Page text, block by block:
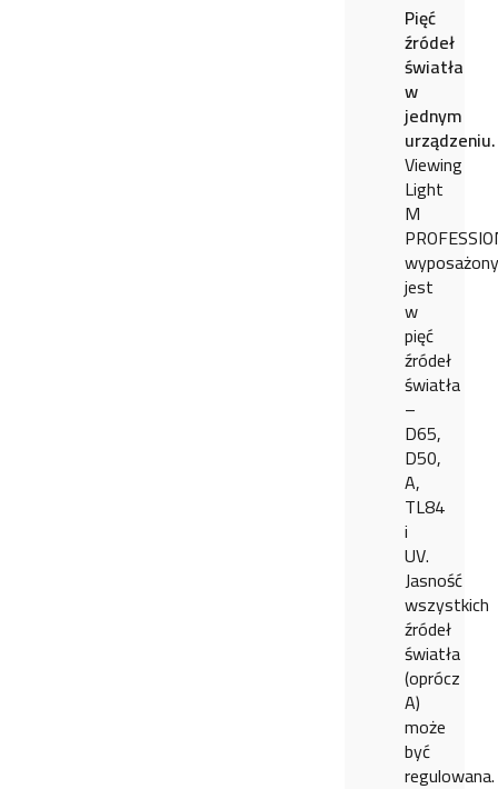
Pięć
źródeł
światła
w
jednym
Viewing
Light
M
wyposażony
jest
w
pięć
źródeł
światła
–
D65,
D50,
A,
TL84
i
UV.
Jasność
wszystkich
źródeł
światła
(oprócz
A)
może
być
regulowana.